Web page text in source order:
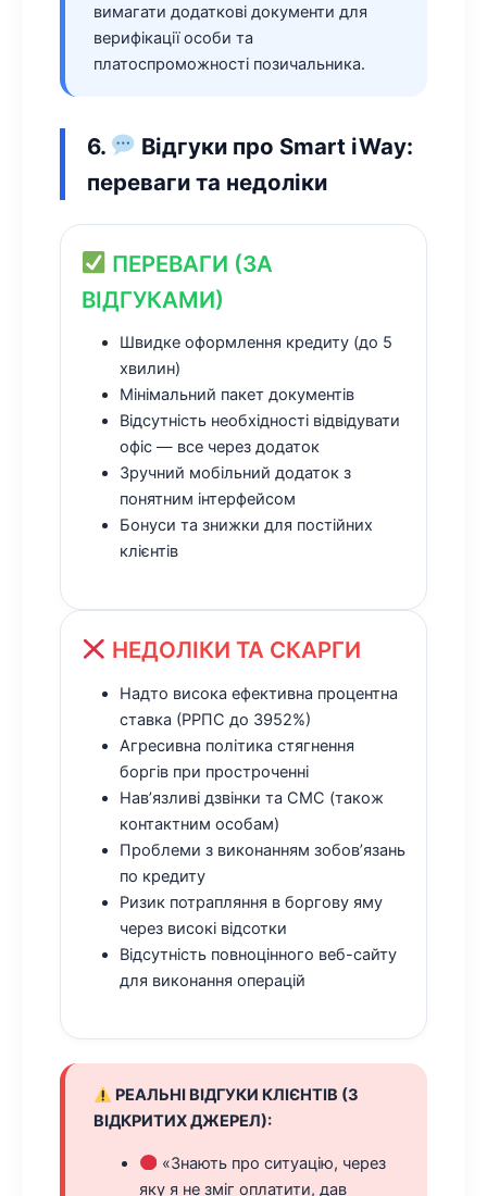
вимагати додаткові документи для
верифікації особи та
платоспроможності позичальника.
6.
Відгуки про Smart iWay:
переваги та недоліки
ПЕРЕВАГИ (ЗА
ВІДГУКАМИ)
Швидке оформлення кредиту (до 5
хвилин)
Мінімальний пакет документів
Відсутність необхідності відвідувати
офіс — все через додаток
Зручний мобільний додаток з
понятним інтерфейсом
Бонуси та знижки для постійних
клієнтів
НЕДОЛІКИ ТА СКАРГИ
Надто висока ефективна процентна
ставка (РРПС до 3952%)
Агресивна політика стягнення
боргів при простроченні
Нав’язливі дзвінки та СМС (також
контактним особам)
Проблеми з виконанням зобов’язань
по кредиту
Ризик потрапляння в боргову яму
через високі відсотки
Відсутність повноцінного веб-сайту
для виконання операцій
РЕАЛЬНІ ВІДГУКИ КЛІЄНТІВ (З
ВІДКРИТИХ ДЖЕРЕЛ):
«Знають про ситуацію, через
яку я не зміг оплатити, дав